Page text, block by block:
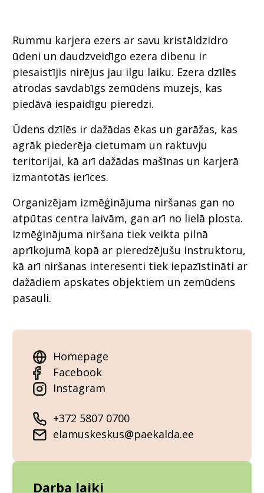
Rummu karjera ezers ar savu kristāldzidro
ūdeni un daudzveidīgo ezera dibenu ir
piesaistījis nirējus jau ilgu laiku. Ezera dzīlēs
atrodas savdabīgs zemūdens muzejs, kas
piedāvā iespaidīgu pieredzi.
Ūdens dzīlēs ir dažādas ēkas un garāžas, kas
agrāk piederēja cietumam un raktuvju
teritorijai, kā arī dažādas mašīnas un karjerā
izmantotās ierīces.
Organizējam izmēģinājuma niršanas gan no
atpūtas centra laivām, gan arī no lielā plosta.
Izmēģinājuma niršana tiek veikta pilnā
aprīkojumā kopā ar pieredzējušu instruktoru,
kā arī niršanas interesenti tiek iepazīstināti ar
dažādiem apskates objektiem un zemūdens
pasauli.
Homepage
Facebook
Instagram
+372 5807 0700
elamuskeskus@paekalda.ee
Darba laiki